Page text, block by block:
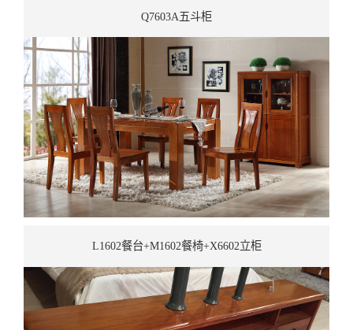
Q7603A五斗柜
L1602餐台+M1602餐椅+X6602立柜